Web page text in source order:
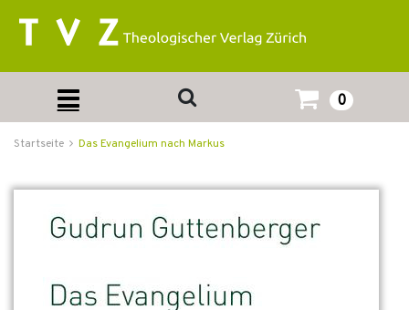
0
Startseite Das Evangelium nach Markus